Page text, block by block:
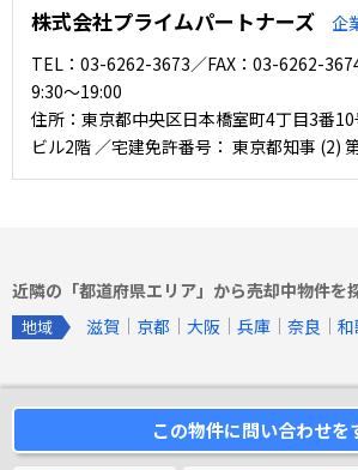
株式会社プライムパートナーズ
企
TEL：03-6262-3673／FAX：03-6262-
9:30〜19:00
住所：東京都中央区日本橋室町4丁目3番
ビル2階 ／宅建免許番号： 東京都知事 (2)
近隣の「都道府県エリア」から売却中物件を
地域 滋賀 京都 大阪 兵庫 奈良
この物件に問い合わせを